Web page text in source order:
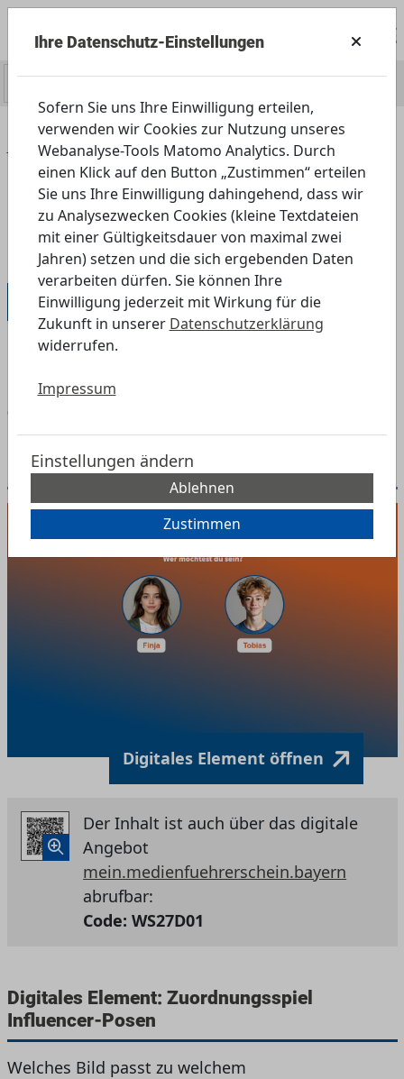
Home Angebot
Schule
Weiterführende Schulen
8., 9. und 10. Jahrgangsstufe
Likes für sexy Content
Digitale Elemente für die Variante ab 13 Jahren
8., 9. und 10. Jahrgangsstufe
Digitale Elemente für die Variante
empfohlen ab 13 Jahren
Digitales Element: Der Beziehungs-Chat
Digitales Element öffnen
Der Inhalt ist auch über das digitale
Angebot
mein.medienfuehrerschein.bayern
abrufbar:
Code:WS27D01
Digitales Element: Zuordnungsspiel
Influencer-Posen
Welches Bild passt zu welchem
Ihre Datenschutz-Einstellungen
Sofern Sie uns Ihre Einwilligung erteilen,
verwenden wir Cookies zur Nutzung unseres
Webanalyse-Tools Matomo Analytics. Durch
einen Klick auf den Button „Zustimmen“ erteilen
Sie uns Ihre Einwilligung dahingehend, dass wir
zu Analysezwecken Cookies (kleine Textdateien
mit einer Gültigkeitsdauer von maximal zwei
Jahren) setzen und die sich ergebenden Daten
verarbeiten dürfen. Sie können Ihre
Einwilligung jederzeit mit Wirkung für die
Zukunft in unserer Datenschutzerklärung
widerrufen.
Impressum
Einstellungen ändern
Ablehnen
Zustimmen